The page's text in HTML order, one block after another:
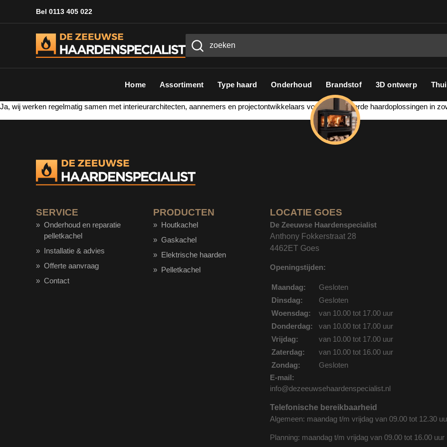
Bel 0113 405 022
Home Assortiment Type haard Onderhoud Brandstof 3D ontwerp
Ja, wij werken regelmatig samen met interieurarchitecten, aannemers en projectontwikkelaars voor geïntegreerde haardoplossingen in
SERVICE
Onderhoud en reparatie
pelletkachel
Installatie & advies
Offerte aanvraag
Contact
PRODUCTEN
Houtkachel
Gaskachel
Elektrische haarden
Pelletkachel
LOCATIE GOES
De Zeeuwse Haardenspecialist
Anthony Fokkerstraat 28
4462ET Goes
Openingstijden:
Maandag:
Gesloten
Dinsdag:
Gesloten
Woensdag:
van 10.00 tot 17.00 uur
Donderdag:
van 10.00 tot 17.00 uur
Vrijdag:
van 10.00 tot 17.00 uur
Zaterdag:
van 10.00 tot 16.00 uur
Zondag:
Gesloten
E-mail:
info@dezeeuwsehaardenspecialist.nl
Telefonische bereikbaarheid
Algemeen: maandag t/m vrijdag van 09.00 tot 12.30
Planning: maandag t/m vrijdag van 09.00 tot 16.00 uur